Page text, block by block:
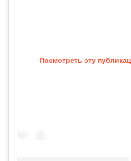
Посмотреть эту